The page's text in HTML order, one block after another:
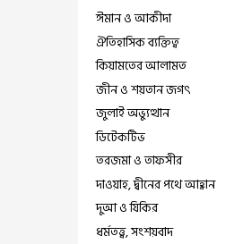
ঈমান ও আকীদা
ঐতিহাসিক ব্যক্তিত্ব
কিয়ামতের আলামত
জীন ও শয়তান জগৎ
জুলাই অভ্যুত্থান
ডিটেকটিভ
তরজমা ও তাফসীর
দাওয়াহ, দ্বীনের পথে আহ্বান
দুআ ও যিকির
ধর্মতত্ত্ব, সংশয়বাদ